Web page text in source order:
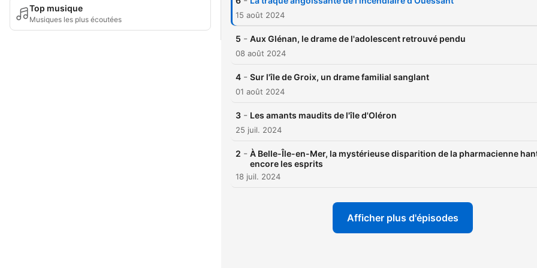
Top musique
Musiques les plus écoutées
du Figaro produit par
Visitez ausha.co/fr/
d'informations.
15 août 2024
5 - Aux Glénan, le drame de l'adolescent retrouvé pendu
08 août 2024
4 - Sur l'île de Groix, un drame familial sanglant
01 août 2024
3 - Les amants maudits de l'île d'Oléron
25 juil. 2024
2 - À Belle-Île-en-Mer, la mystérieuse disparition de la pharmacienne
encore les esprits
18 juil. 2024
Afficher plus d'épisodes